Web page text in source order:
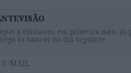
a conhecer, em primeira mão,
às bancas no dia seguinte